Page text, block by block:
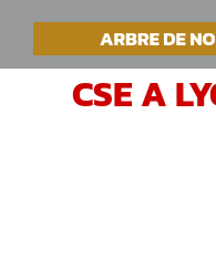
PasserVOTRE
CSE A